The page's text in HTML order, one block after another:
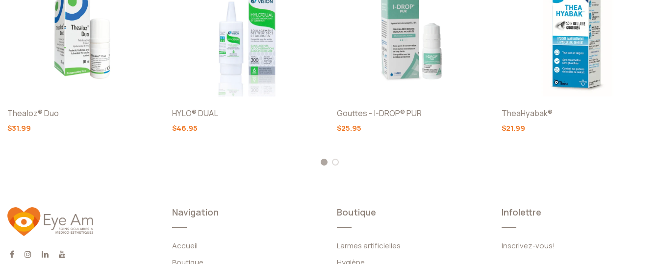
Thealoz® Duo
$31.99
HYLO® DUAL
$46.95
Gouttes - I-DROP® PUR
$25.95
TheaHyabak®
$21.99
1 2
Navigation
Accueil
Boutique
Larmes artificielles
Infolettre
Inscrivez-vous!